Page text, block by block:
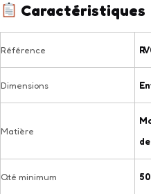
Caractéristiques
Référence
Dimensions
Matière
Qté minimum